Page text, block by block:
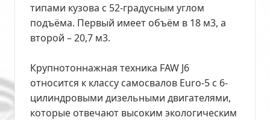
типами кузова с 52-градусным углом
подъёма. Первый имеет объём в 18 м3, а
второй – 20,7 м3.
Крупнотоннажная техника FAW J6
относится к классу самосвалов Euro-5 с 6-
цилиндровыми дизельными двигателями,
которые отвечают высоким экологическим